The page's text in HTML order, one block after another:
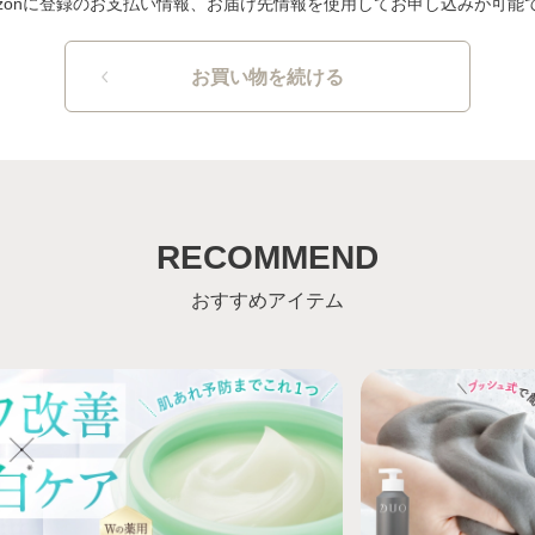
お買い物を続ける
RECOMMEND
おすすめアイテム